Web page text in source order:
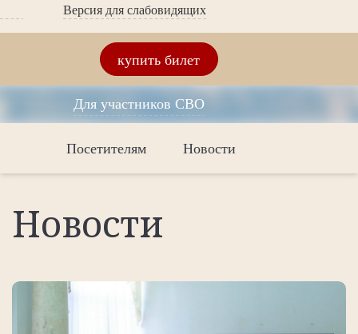
Версия для слабовидящих
купить билет
Для участников СВО
Посетителям Новости
Новости